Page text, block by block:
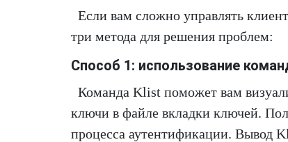
Если вам сложно управлять
три метода для решения проблем:
Способ 1: использование
Команда Klist поможет вам
ключи в файле вкладки ключей.
процесса аутентификации. Вывод